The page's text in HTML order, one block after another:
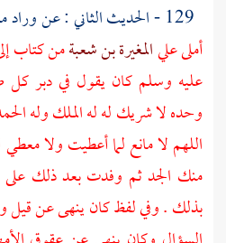
وراد
أملى عليالمغيرة بن شعبةمن كتاب
عليه وسلم كان يقول في دبر كل
وحده لا شريك له له الملك وله
اللهم لا مانع لما أعطيت ولا
منك الجد ثم وفدت بعد ذلك على
بذلك . وفي لفظ كان ينهى عن قيل